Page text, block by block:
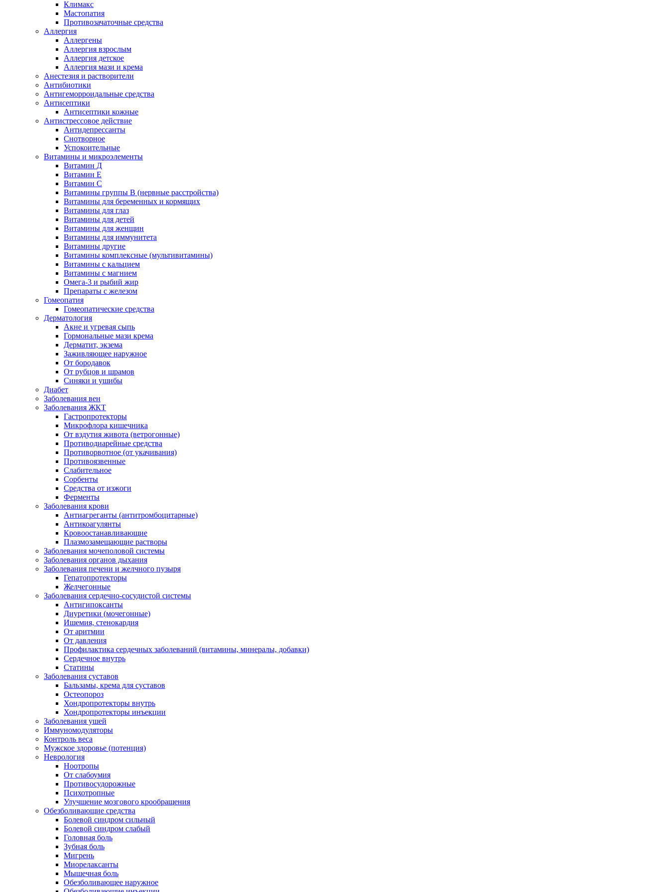
Климакс
Мастопатия
Противозачаточные средства
Аллергия
Аллергены
Аллергия взрослым
Аллергия детское
Аллергия мази и крема
Анестезия и растворители
Антибиотики
Антигеморроидальные средства
Антисептики
Антисептики кожные
Антистрессовое действие
Антидепрессанты
Снотворное
Успокоительные
Витамины и микроэлементы
Витамин Д
Витамин Е
Витамин С
Витамины группы В (нервные расстройства)
Витамины для беременных и кормящих
Витамины для глаз
Витамины для детей
Витамины для женщин
Витамины для иммунитета
Витамины другие
Витамины комплексные (мультивитамины)
Витамины с кальцием
Витамины с магнием
Омега-3 и рыбий жир
Препараты с железом
Гомеопатия
Гомеопатические средства
Дерматология
Акне и угревая сыпь
Гормональные мази крема
Дерматит, экзема
Заживляющее наружное
От бородавок
От рубцов и шрамов
Синяки и ушибы
Диабет
Заболевания вен
Заболевания ЖКТ
Гастропротекторы
Микрофлора кишечника
От вздутия живота (ветрогонные)
Противодиарейные средства
Противорвотное (от укачивания)
Противоязвенные
Слабительное
Сорбенты
Средства от изжоги
Ферменты
Заболевания крови
Антиагреганты (антитромбоцитарные)
Антикоагулянты
Кровоостанавливающие
Плазмозамещающие растворы
Заболевания мочеполовой системы
Заболевания органов дыхания
Заболевания печени и желчного пузыря
Гепатопротекторы
Желчегонные
Заболевания сердечно-сосудистой системы
Антигипоксанты
Диуретики (мочегонные)
Ишемия, стенокардия
От аритмии
От давления
Профилактика сердечных заболеваний (витамины, минералы, добавки)
Сердечное внутрь
Статины
Заболевания суставов
Бальзамы, крема для суставов
Остеопороз
Хондропротекторы внутрь
Хондропротекторы инъекции
Заболевания ушей
Иммуномодуляторы
Контроль веса
Мужское здоровье (потенция)
Неврология
Ноотропы
От слабоумия
Противосудорожные
Психотропные
Улучшение мозгового крообращения
Обезболивающие средства
Болевой синдром сильный
Болевой синдром слабый
Головная боль
Зубная боль
Мигрень
Миорелаксанты
Мышечная боль
Обезболивающее наружное